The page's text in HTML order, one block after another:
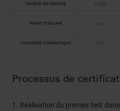
Processus de
1. Réalisation du premier test